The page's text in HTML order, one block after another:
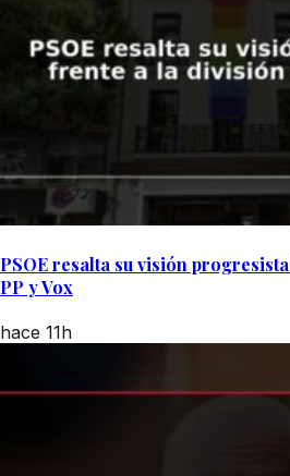
PSOE resalta su visión
PP y Vox
hace 11h